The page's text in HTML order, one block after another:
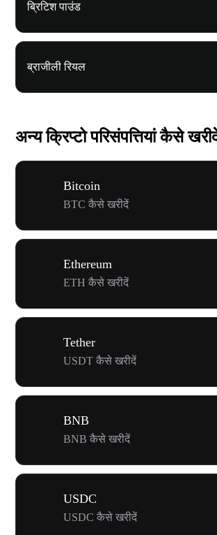
ब्रिटिश पाउंड
ब्राजीली रियल
अन्य क्रिप्टो परिसंपत्तियां कैसे
Bitcoin
BTC कैसे खरीदें
Ethereum
ETH कैसे खरीदें
Tether
USDT कैसे खरीदें
BNB
BNB कैसे खरीदें
USDC
USDC कैसे खरीदें